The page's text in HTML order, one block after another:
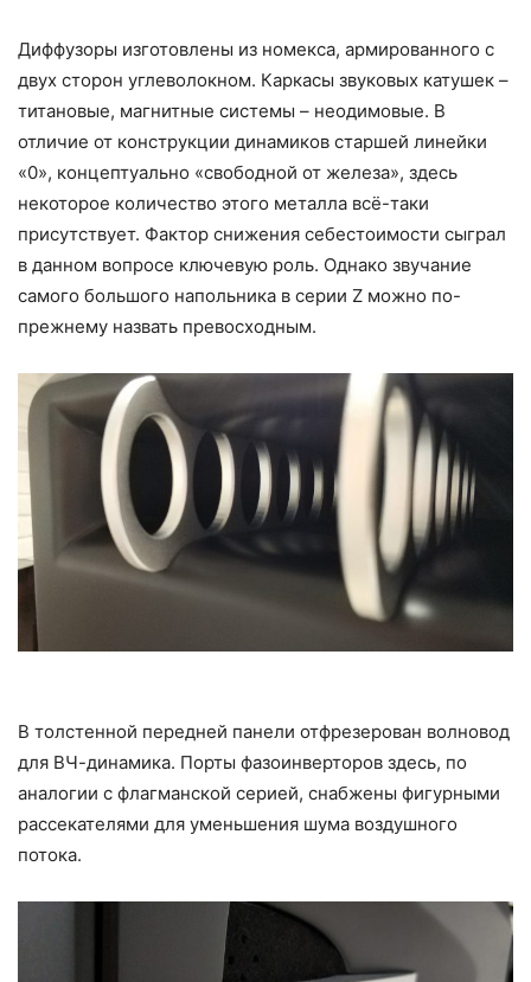
Диффузоры изготовлены из номекса, армированного с
двух сторон углеволокном. Каркасы звуковых катушек –
титановые, магнитные системы – неодимовые. В
отличие от конструкции динамиков старшей линейки
«0», концептуально «свободной от железа», здесь
некоторое количество этого металла всё-таки
присутствует. Фактор снижения себестоимости сыграл
в данном вопросе ключевую роль. Однако звучание
самого большого напольника в серии Z можно по-
прежнему назвать превосходным.
В толстенной передней панели отфрезерован волновод
для ВЧ-динамика. Порты фазоинверторов здесь, по
аналогии с флагманской серией, снабжены фигурными
рассекателями для уменьшения шума воздушного
потока.